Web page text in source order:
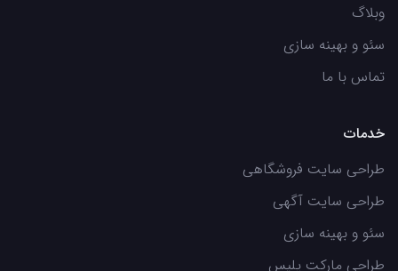
وبلاگ
سئو و بهینه سازی
تماس با ما
خدمات
طراحی سایت فروشگاهی
طراحی سایت آگهی
سئو و بهینه سازی
طراحی مارکت پلیس